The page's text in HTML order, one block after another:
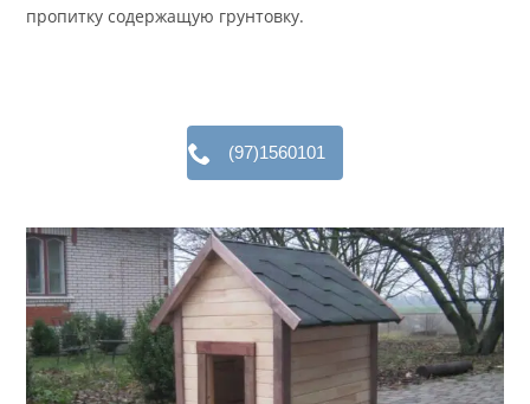
пропитку содержащую грунтовку.
(97)1560101